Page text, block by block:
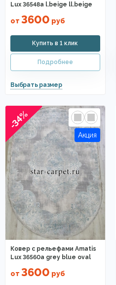
Lux 36548a l.beige ll.beige
от 3600 руб
-34%
Ковер с рельефами Amatis
Lux 36560a grey blue oval
от 3600 руб